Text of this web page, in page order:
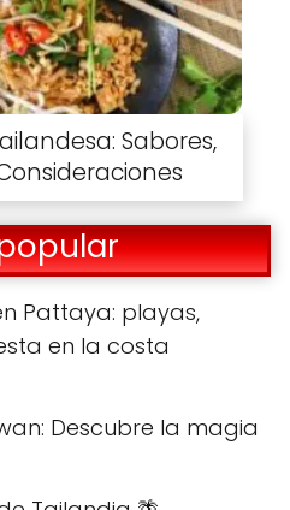
Sabores,
Pattaya: playas,
en la costa
Descubre la magia